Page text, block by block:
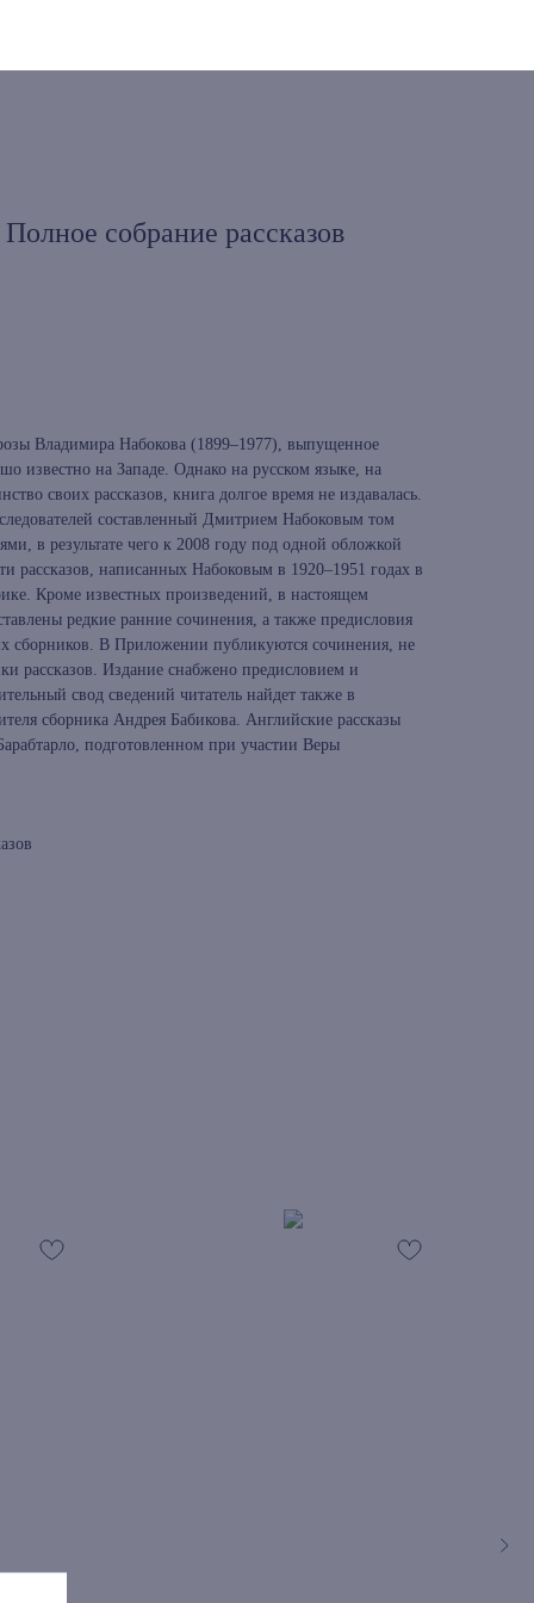
собрание рассказов
Владимира Набокова (1899–1977), выпущенное
известно на Западе. Однако на русском языке, на
своих рассказов, книга долгое время не издавалась.
составленный Дмитрием Набоковым том
в результате чего к 2008 году под одной обложкой
рассказов, написанных Набоковым в 1920–1951 годах в
Кроме известных произведений, в настоящем
редкие ранние сочинения, а также предисловия
сборников. В Приложении публикуются сочинения, не
рассказов. Издание снабжено предисловием и
свод сведений читатель найдет также в
сборника Андрея Бабикова. Английские рассказы
подготовленном при участии Веры